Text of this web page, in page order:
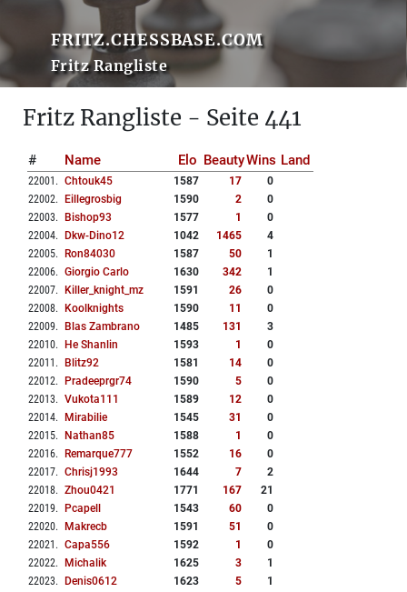
FRITZ.CHESSBASE.COM
Fritz Rangliste
Fritz Rangliste - Seite 441
# Name Elo BeautyWins Land
22001 . Chtouk45 1587 17
0
22002. Eillegrosbig 1590 2
0
22003. Bishop93 1577 1
0
22004. Dkw-Dino12 1042 1465
4
22005. Ron84030 1587 50
1
22006. Giorgio Carlo 1630 342
1
22007. Killer_knight_mz 1591 26
0
22008. Koolknights 1590 11
0
22009. Blas Zambrano 1485 131
3
22010. He Shanlin 1593 1
0
22011 . Blitz92 1581 14
0
22012. Pradeeprgr74 1590 5
0
22013. Vukota111 1589 12
0
22014. Mirabilie 1545 31
0
22015. Nathan85 1588 1
0
22016. Remarque777 1552 16
0
22017. Chrisj1993 1644 7
2
22018. Zhou0421 1771 167
21
22019. Pcapell 1543 60
0
22020. Makrecb 1591 51
0
22021 . Capa556 1592 1
0
22022. Michalik 1625 3
1
22023. Denis0612 1623 5
1